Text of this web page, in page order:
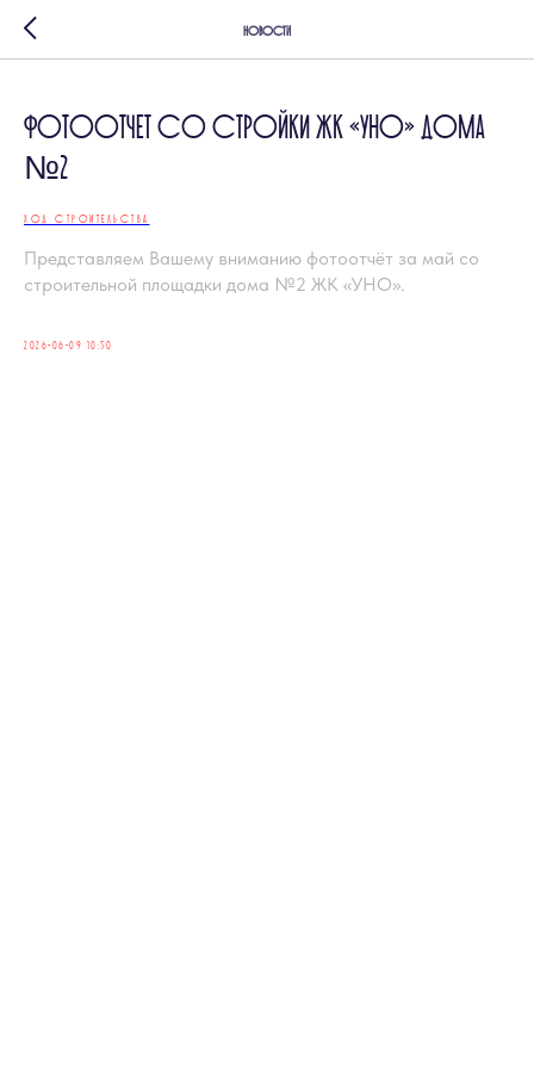
Новости
Фотоотчет со стройки ЖК «УНО» дома
№2
ХОД СТРОИТЕЛЬСТВА
Представляем Вашему вниманию фотоотчёт за май со
строительной площадки дома №2 ЖК «УНО».
2026-06-09 10:50